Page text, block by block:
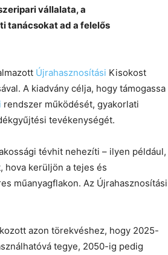
vállalata, a
tanácsokat ad a felelős
Újrahasznosítási Kisokost
A kiadvány célja, hogy támogassa
rendszer működését, gyakorlati
tevékenységét.
tévhit nehezíti – ilyen például,
hova kerüljön a tejes és
műanyagflakon. Az Újrahasznosítási
azon törekvéshez, hogy 2025-
tegye, 2050-ig pedig